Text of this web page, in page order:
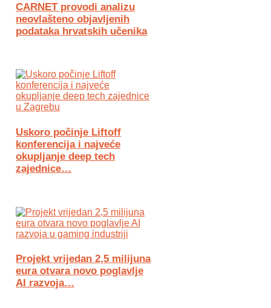
CARNET provodi analizu
neovlašteno objavljenih
podataka hrvatskih učenika
Uskoro počinje Liftoff
konferencija i najveće
okupljanje deep tech
zajednice…
Projekt vrijedan 2,5 milijuna
eura otvara novo poglavlje
AI razvoja…